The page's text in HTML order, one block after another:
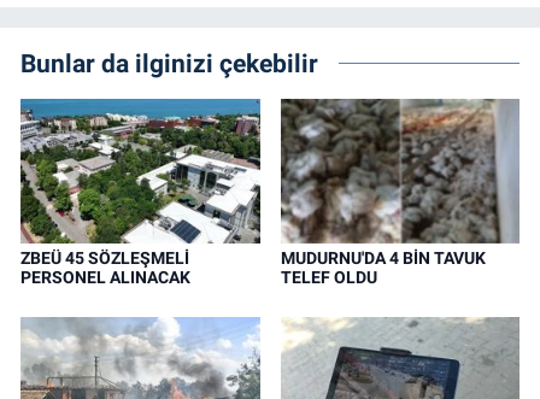
Bunlar da ilginizi çekebilir
ZBEÜ 45 SÖZLEŞMELİ
PERSONEL ALINACAK
MUDURNU'DA 4 BİN TAVUK
TELEF OLDU